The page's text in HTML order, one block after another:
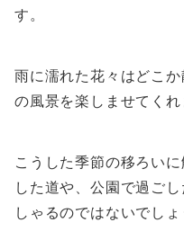
す。
雨に濡れた花々はどこ
の風景を楽しませてくれ
こうした季節の移ろい
した道や、公園で過ご
しゃるのではないでしょ